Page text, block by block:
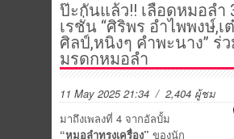
ป๊ะกันแล้ว!! เลือดหมอลำ
เรชั่น “ศิริพร อำไพพงษ์,เ
ศิลป์,หนิงๆ คำพะนาง” ร่
มรดกหมอลำ
11 May 2025 21:34 / 2,404 ผู้ชม
มาถึงเพลงที่ 4 จากอัลบั้ม
“หมอลำทรงเครื่อง” ของนัก